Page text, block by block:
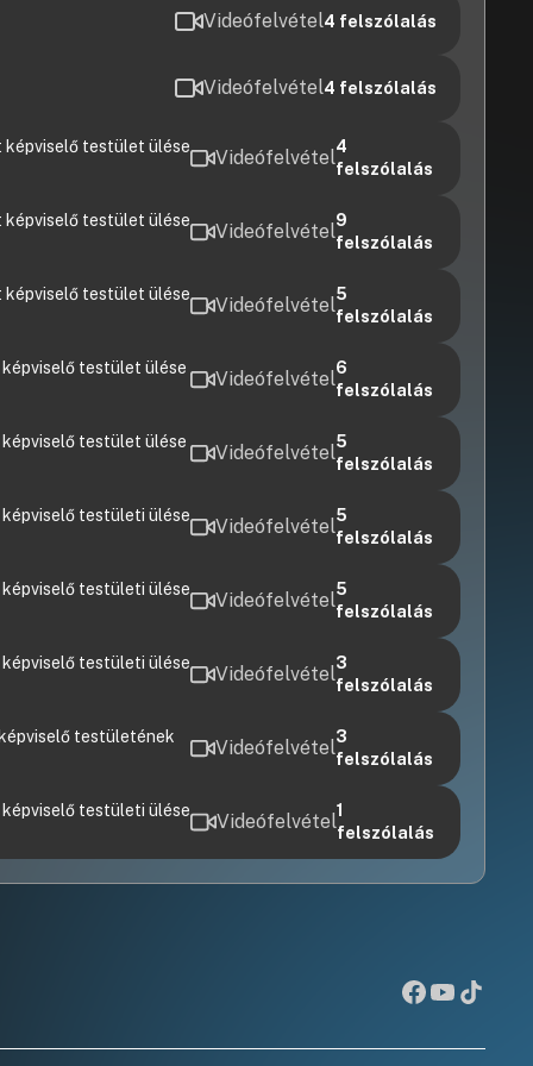
Videófelvétel4 felszólalás
Videófelvétel4 felszólalás
képviselő testület ülése
Videófelvétel4
felszólalás
képviselő testület ülése
Videófelvétel9
felszólalás
képviselő testület ülése
Videófelvétel5
felszólalás
testület ülése
Videófelvétel6
felszólalás
testület ülése
Videófelvétel5
felszólalás
testületi ülése
Videófelvétel5
felszólalás
testületi ülése
Videófelvétel5
felszólalás
testületi ülése
Videófelvétel3
felszólalás
testületének
Videófelvétel3
felszólalás
testületi ülése
Videófelvétel1
felszólalás